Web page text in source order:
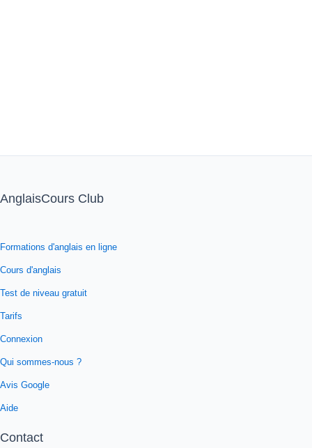
AnglaisCours Club
Formations d'anglais en ligne
Cours d'anglais
Test de niveau gratuit
Tarifs
Connexion
Qui sommes-nous ?
Avis Google
Aide
Contact